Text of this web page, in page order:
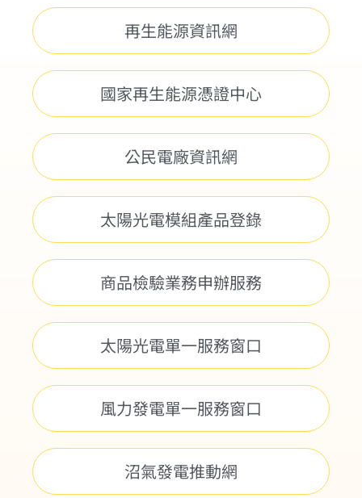
再生能源資訊網
國家再生能源憑證中心
公民電廠資訊網
太陽光電模組產品登錄
商品檢驗業務申辦服務
太陽光電單一服務窗口
風力發電單一服務窗口
沼氣發電推動網